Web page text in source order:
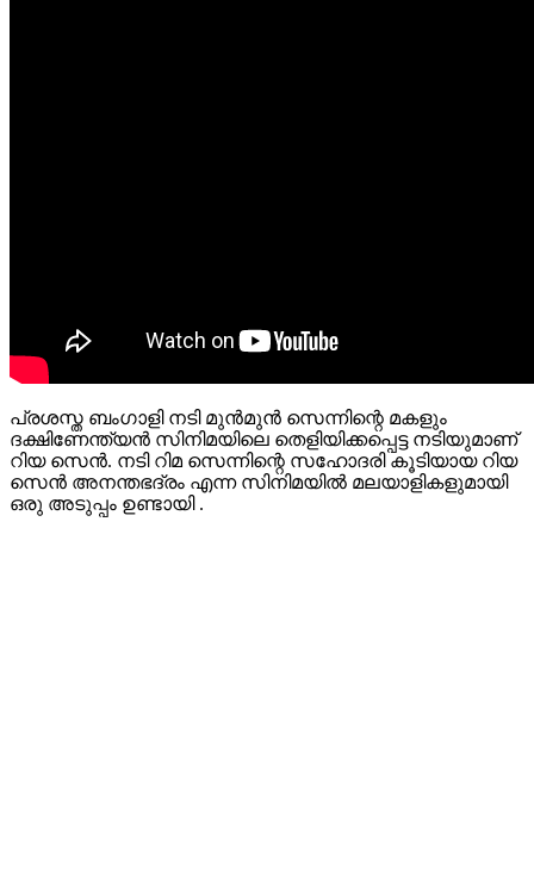
പ്രശസ്ത ബംഗാളി നടി മുൻമുൻ സെന്നിന്റെ മകളും
ദക്ഷിണേന്ത്യൻ സിനിമയിലെ തെളിയിക്കപ്പെട്ട നടിയുമാണ്
റിയ സെൻ. നടി റിമ സെന്നിന്റെ സഹോദരി കൂടിയായ റിയ
സെൻ അനന്തഭദ്രം എന്ന സിനിമയിൽ മലയാളികളുമായി
ഒരു അടുപ്പം ഉണ്ടായി .